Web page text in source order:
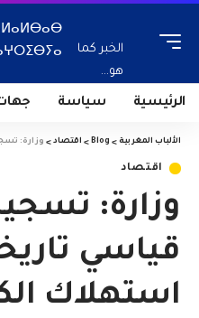
الخبر كما
هو...
الرئيسية سياسة
الألباب المغربية >
Blog
> اقتصاد > وزارة:
اقتصاد
وزارة:
قياسي
استهلاك